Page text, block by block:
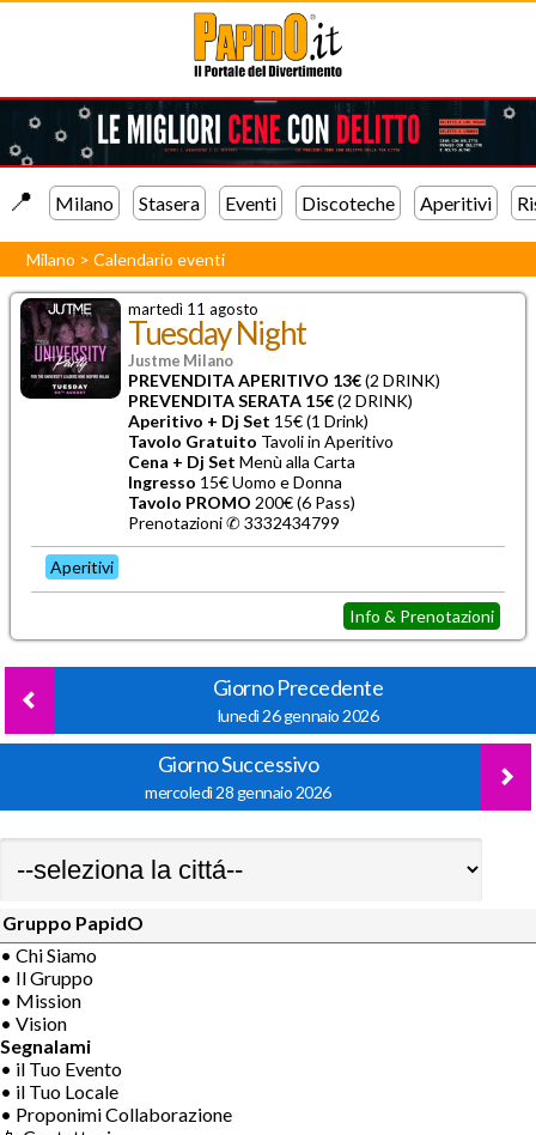
📍️ Milano Stasera Eventi Discoteche Aperitivi
Milano >Calendario eventi
martedì 11 agosto
Tuesday Night
Justme Milano
PREVENDITA APERITIVO 13€(2 DRINK)
PREVENDITA SERATA 15€(2 DRINK)
Aperitivo + Dj Set 15€ (1 Drink)
Tavolo Gratuito Tavoli in Aperitivo
Cena + Dj Set Menù alla Carta
Ingresso 15€ Uomo e Donna
Tavolo PROMO 200€ (6 Pass)
Prenotazioni ✆ 3332434799
Aperitivi
Info & Prenotazioni
Giorno Precedente
lunedì 26 gennaio 2026
Giorno Successivo
mercoledì 28 gennaio 2026
Gruppo PapidO
• Chi Siamo
• Il Gruppo
• Mission
• Vision
Segnalami
• il Tuo Evento
• il Tuo Locale
• Proponimi Collaborazione